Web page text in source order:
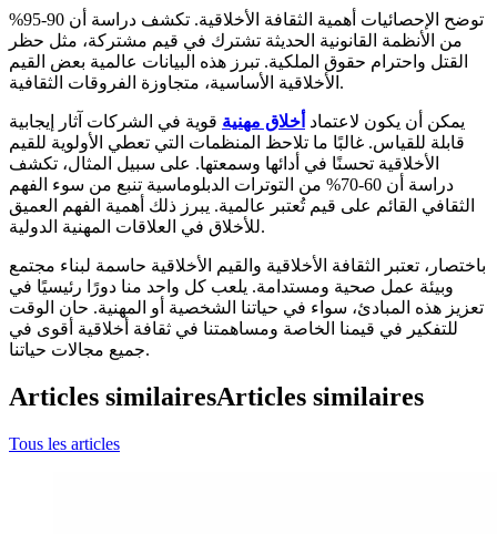
توضح الإحصائيات أهمية الثقافة الأخلاقية. تكشف دراسة أن 90-95%
من الأنظمة القانونية الحديثة تشترك في قيم مشتركة، مثل حظر
القتل واحترام حقوق الملكية. تبرز هذه البيانات عالمية بعض القيم
الأخلاقية الأساسية، متجاوزة الفروقات الثقافية.
يمكن أن يكون لاعتماد أخلاق مهنية قوية في الشركات آثار إيجابية
قابلة للقياس. غالبًا ما تلاحظ المنظمات التي تعطي الأولوية للقيم
الأخلاقية تحسنًا في أدائها وسمعتها. على سبيل المثال، تكشف
دراسة أن 60-70% من التوترات الدبلوماسية تنبع من سوء الفهم
الثقافي القائم على قيم تُعتبر عالمية. يبرز ذلك أهمية الفهم العميق
للأخلاق في العلاقات المهنية الدولية.
باختصار، تعتبر الثقافة الأخلاقية والقيم الأخلاقية حاسمة لبناء مجتمع
وبيئة عمل صحية ومستدامة. يلعب كل واحد منا دورًا رئيسيًا في
تعزيز هذه المبادئ، سواء في حياتنا الشخصية أو المهنية. حان الوقت
للتفكير في قيمنا الخاصة ومساهمتنا في ثقافة أخلاقية أقوى في
جميع مجالات حياتنا.
Articles similairesArticles similaires
Tous les articles